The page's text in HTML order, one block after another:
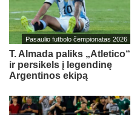
Pasaulio futbolo čempionatas 2026
T. Almada paliks „Atletico“
ir persikels į legendinę
Argentinos ekipą